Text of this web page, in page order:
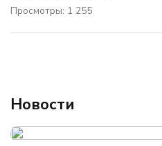
Просмотры: 1 255
Новости